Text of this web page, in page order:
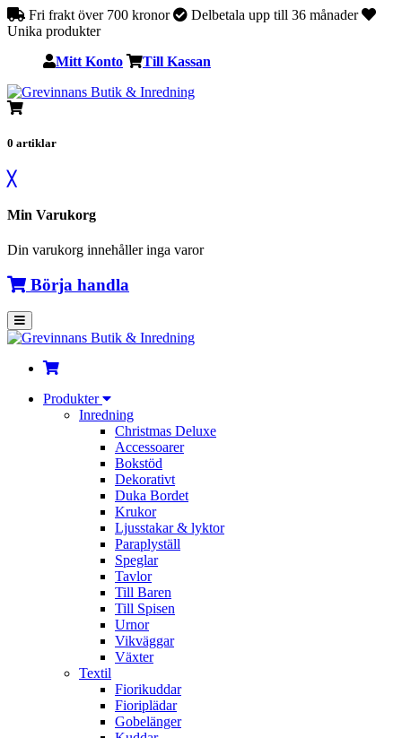
Fri frakt över 700 kronor
Delbetala upp till 36 månader
Unika produkter
Mitt Konto Till Kassan
0 artiklar
╳
Min Varukorg
Din varukorg innehåller inga varor
Börja handla
Produkter
Inredning
Christmas Deluxe
Accessoarer
Bokstöd
Dekorativt
Duka Bordet
Krukor
Ljusstakar & lyktor
Paraplyställ
Speglar
Tavlor
Till Baren
Till Spisen
Urnor
Vikväggar
Växter
Textil
Fiorikuddar
Fioriplädar
Gobelänger